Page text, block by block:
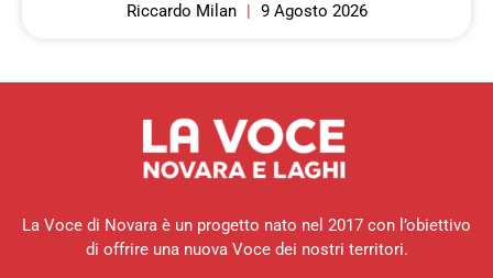
Riccardo Milan 9 Agosto 2026
La Voce di Novara è un progetto nato nel 2017 con l’obiettivo
di offrire una nuova Voce dei nostri territori.